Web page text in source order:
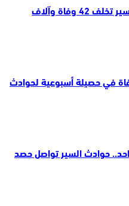
حصيلة مقلقة.. أكثر من ألفي حادثة سير تخلف 42 وفاة وآلاف
الدراهم من الغرامات و30 وفاة في حصيلة أسبوعية لحوادث
أسبوع واحد.. حوادث السير تواصل حصد